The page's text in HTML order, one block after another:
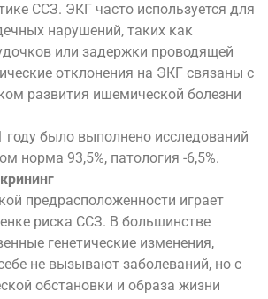
ССЗ. ЭКГ часто используется для
нарушений, таких как
или задержки проводящей
отклонения на ЭКГ связаны с
развития ишемической болезни
году было выполнено исследований
норма 93,5%, патология -6,5%.
предрасположенности играет
риска ССЗ. В большинстве
генетические изменения,
не вызывают заболеваний, но с
обстановки и образа жизни